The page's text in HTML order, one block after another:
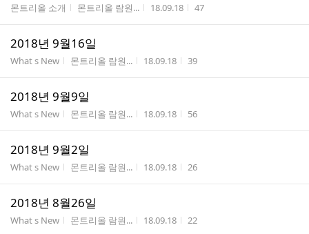
게시판명
몬트리올 소개 작성자
몬트리올 람원... 작성시간
18.09.18 조회수
47
2018년 9월16일
게시판명
What s New 작성자
몬트리올 람원... 작성시간
18.09.18 조회수
39
2018년 9월9일
게시판명
What s New 작성자
몬트리올 람원... 작성시간
18.09.18 조회수
56
2018년 9월2일
게시판명
What s New 작성자
몬트리올 람원... 작성시간
18.09.18 조회수
26
2018년 8월26일
게시판명
What s New 작성자
몬트리올 람원... 작성시간
18.09.18 조회수
22